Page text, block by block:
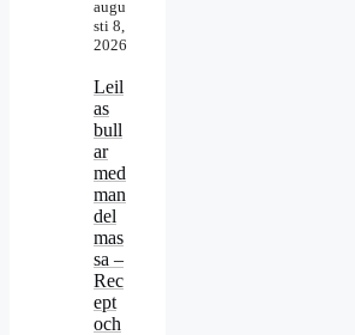
augu
sti 8,
2026
Leil
as
bull
ar
med
man
del
mas
sa –
Rec
ept
och